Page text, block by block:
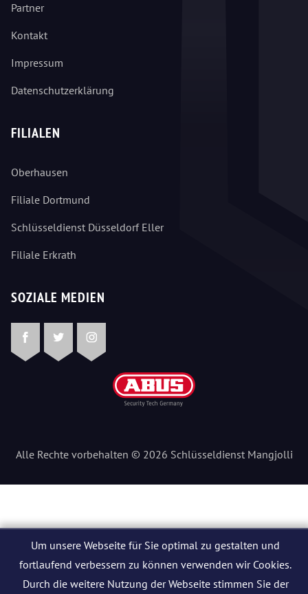
Partner
Kontakt
Impressum
Datenschutzerklärung
FILIALEN
Oberhausen
Filiale Dortmund
Schlüsseldienst Düsseldorf Eller
Filiale Erkrath
SOZIALE MEDIEN
FacebookTwitterInstagram
Alle Rechte vorbehalten © 2026 Schlüsseldienst Mangjolli
Um unsere Webseite für Sie optimal zu gestalten und
fortlaufend verbessern zu können verwenden wir Cookies.
Durch die weitere Nutzung der Webseite stimmen Sie der